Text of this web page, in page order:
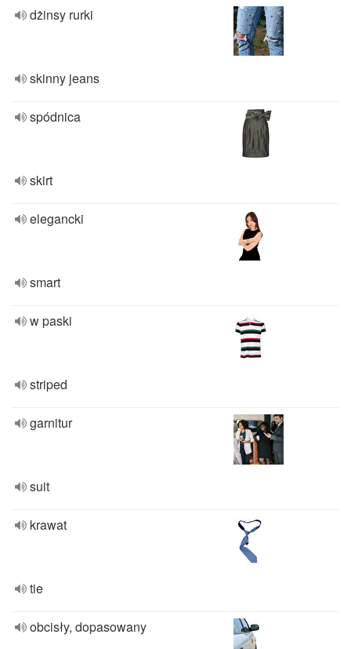
dżinsy rurki
skinny jeans
spódnica
skirt
elegancki
smart
w paski
striped
garnitur
suit
krawat
tie
obcisły, dopasowany